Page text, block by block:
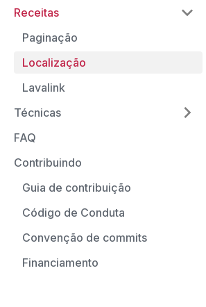
Receitas
Paginação
Localização
Lavalink
Técnicas
FAQ
Contribuindo
Guia de contribuição
Código de Conduta
Convenção de commits
Financiamento